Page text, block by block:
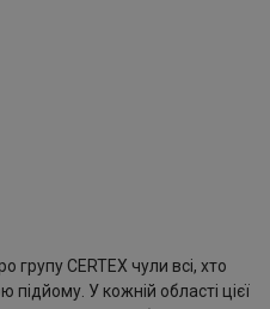
групу CERTEX чули всі, хто
підйому. У кожній області цієї